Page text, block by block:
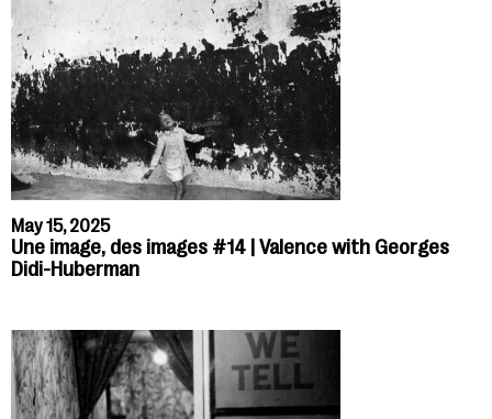
May 15, 2025
Une image, des images #14 | Valence with Georges
Didi-Huberman